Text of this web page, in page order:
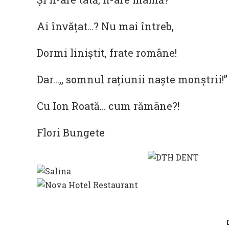
Ai învățat…? Nu mai întreb,
Dormi liniștit, frate române!
Dar…,, somnul rațiunii naște monștrii!”
Cu Ion Roată… cum rămâne?!
Flori Bungete